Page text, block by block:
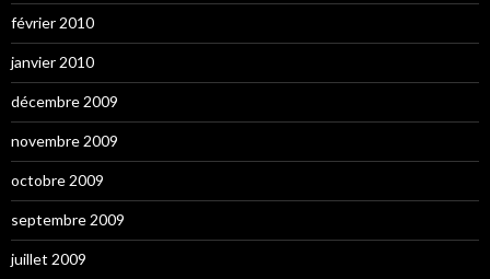
février 2010
janvier 2010
décembre 2009
novembre 2009
octobre 2009
septembre 2009
juillet 2009